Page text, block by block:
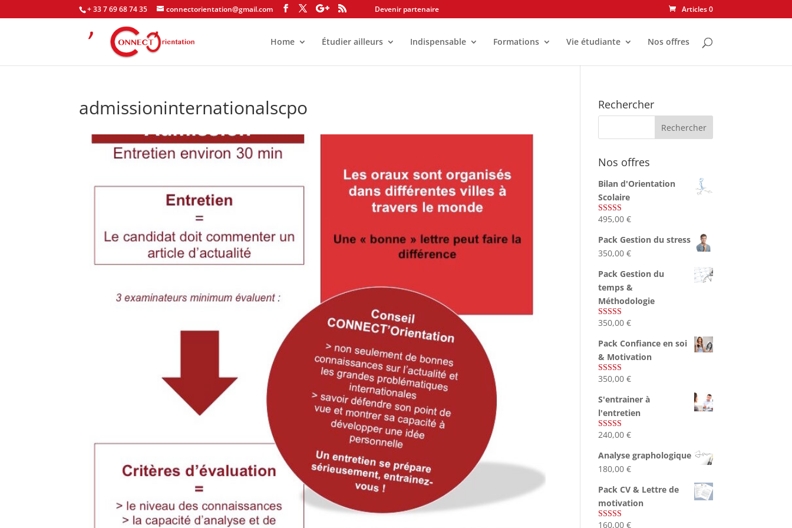
+ 33 7 69 68 74 35 connectorientation@gmail.com Devenir partenaire Articles 0
Home Étudier ailleurs Indispensable Formations Vie étudiante Nos offres
admissioninternationalscpo Rechercher
Nos offres
Bilan d'Orientation
Scolaire
Note4.75
495,00€
Pack Gestion du stress
350,00€
Pack Gestion du
temps &
Méthodologie
Note5.00
350,00€
Pack Confiance en soi
& Motivation
Note5.00
350,00€
S'entrainer à
l'entretien
Note4.83
240,00€
Analyse graphologique
180,00€
Pack CV & Lettre de
motivation
Note5.00
160,00€